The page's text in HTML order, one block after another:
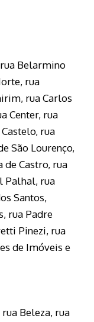
Belarmino
rua
rua Carlos
Center, rua
rua
São Lourenço,
de Castro, rua
Palhal, rua
Santos,
rua Padre
Pinezi, rua
de Imóveis e
Beleza, rua